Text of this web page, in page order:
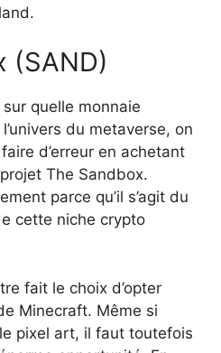
(SAND)
quelle monnaie
du metaverse, on
d’erreur en achetant
The Sandbox.
parce qu’il s’agit du
cette niche crypto
fait le choix d’opter
Minecraft. Même si
pixel art, il faut toutefois